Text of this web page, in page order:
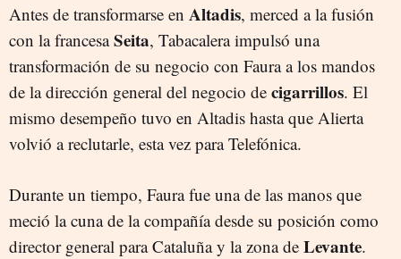
Antes de transformarse en Altadis, merced a la fusión
con la francesaSeita, Tabacalera impulsó una
transformación de su negocio con Faura a los mandos
de la dirección general del negocio de cigarrillos. El
mismo desempeño tuvo en Altadis hasta que Alierta
volvió a reclutarle, esta vez para Telefónica.
Durante un tiempo, Faura fue una de las manos que
meció la cuna de la compañía desde su posición como
director general para Cataluña y la zona de Levante.